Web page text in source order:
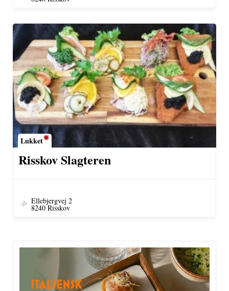
Lukket
Risskov Slagteren
Ellebjergvej 2
8240 Risskov